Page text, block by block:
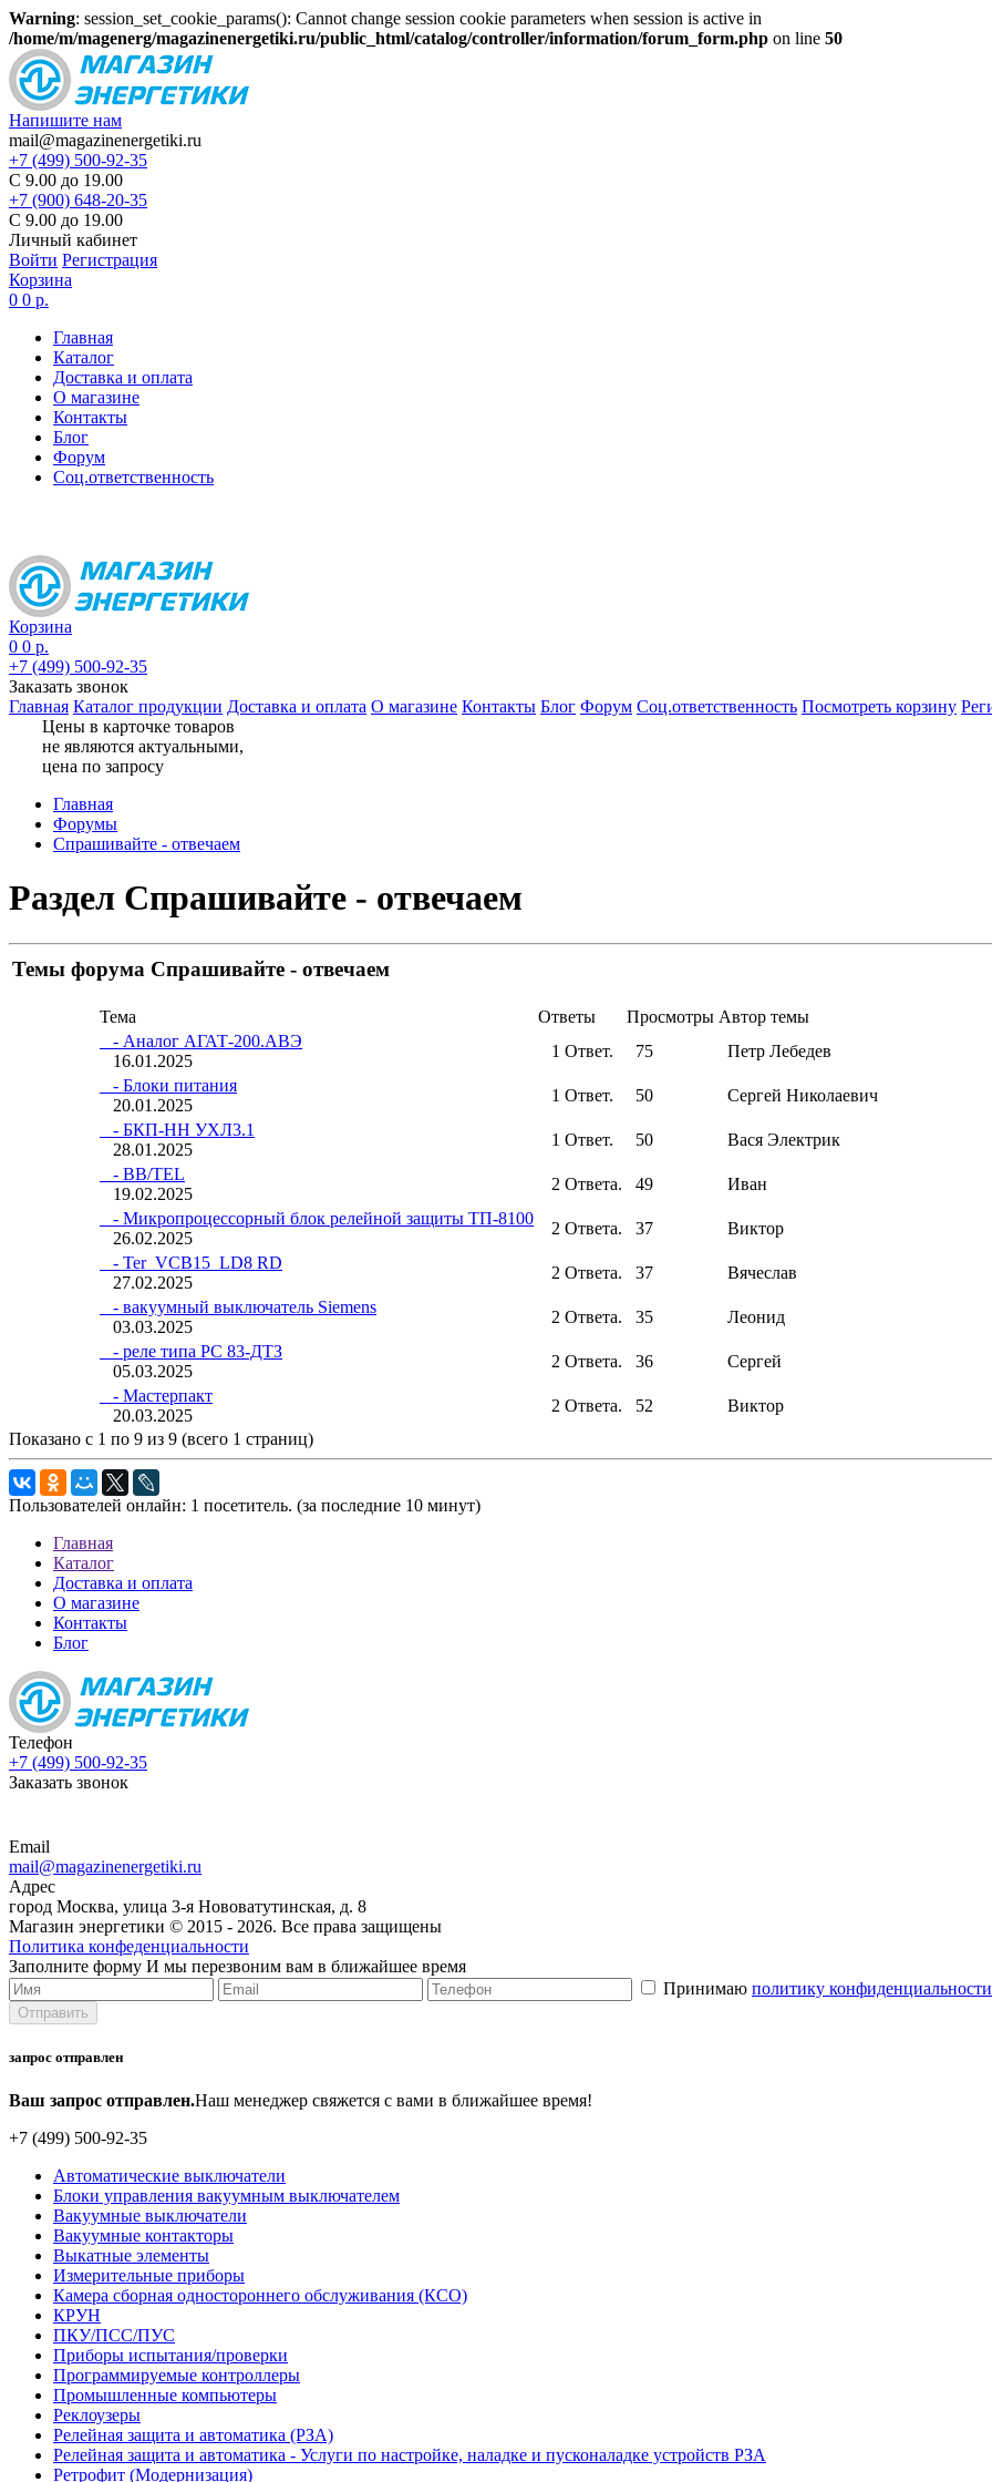
Warning: session_set_cookie_params(): Cannot change session cookie parameters when session is active in
/home/m/magenerg/magazinenergetiki.ru/public_html/catalog/controller/information/forum_form.php on line 50
Напишите нам
mail@magazinenergetiki.ru
+7 (499) 500-92-35
С 9.00 до 19.00
+7 (900) 648-20-35
С 9.00 до 19.00
Личный кабинет
Войти Регистрация
Корзина
0 0 р.
Главная
Каталог
Доставка и оплата
О магазине
Контакты
Блог
Форум
Соц.ответственность
Корзина
0 0 р.
+7 (499) 500-92-35
Заказать звонок
Главная Каталог продукции Доставка и оплата О магазине Контакты Блог Форум Соц.ответственность Посмотреть корзину
Цены в карточке товаров
не являются актуальными,
цена по запросу
Главная
Форумы
Спрашивайте - отвечаем
Раздел Спрашивайте - отвечаем
Темы форума Спрашивайте - отвечаем
Тема Ответы Просмотры Автор темы
- Аналог АГАТ-200.АВЭ
16.01.2025
1 Ответ. 75
Петр Лебедев
- Блоки питания
20.01.2025
1 Ответ. 50
Сергей Николаевич
- БКП-НН УХЛ3.1
28.01.2025
1 Ответ. 50
Вася Электрик
- BB/TEL
19.02.2025
2 Ответа. 49
Иван
- Микропроцессорный блок релейной защиты ТП-8100
26.02.2025
2 Ответа. 37
Виктор
- Ter_VCB15_LD8 RD
27.02.2025
2 Ответа. 37
Вячеслав
- вакуумный выключатель Siemens
03.03.2025
2 Ответа. 35
Леонид
- реле типа РС 83-ДТЗ
05.03.2025
2 Ответа. 36
Сергей
- Мастерпакт
20.03.2025
2 Ответа. 52
Виктор
Показано с 1 по 9 из 9 (всего 1 страниц)
Пользователей онлайн: 1 посетитель. (за последние 10 минут)
Главная
Каталог
Доставка и оплата
О магазине
Контакты
Блог
Телефон
+7 (499) 500-92-35
Заказать звонок
Email
mail@magazinenergetiki.ru
Адрес
город Москва, улица 3-я Нововатутинская, д. 8
Магазин энергетики © 2015 - 2026. Все права защищены
Политика конфеденциальности
Заполните форму И мы перезвоним вам в ближайшее время
Принимаю политику конфиденциальности
запрос отправлен
Ваш запрос отправлен.Наш менеджер свяжется с вами в ближайшее время!
+7 (499) 500-92-35
Автоматические выключатели
Блоки управления вакуумным выключателем
Вакуумные выключатели
Вакуумные контакторы
Выкатные элементы
Измерительные приборы
Камера сборная одностороннего обслуживания (КСО)
КРУН
ПКУ/ПСС/ПУС
Приборы испытания/проверки
Программируемые контроллеры
Промышленные компьютеры
Реклоузеры
Релейная защита и автоматика (РЗА)
Релейная защита и автоматика - Услуги по настройке, наладке и пусконаладке устройств РЗА
Ретрофит (Модернизация)